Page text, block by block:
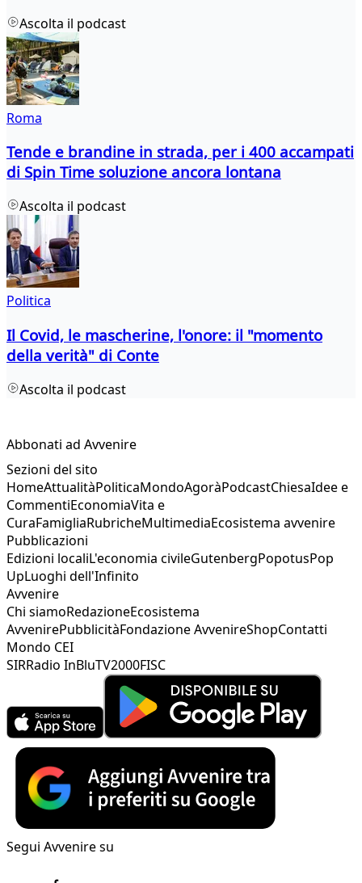
Ascolta il podcast
Roma
Tende e brandine in strada, per i 400 accampati
di Spin Time soluzione ancora lontana
Ascolta il podcast
Politica
Il Covid, le mascherine, l'onore: il "momento
della verità" di Conte
Ascolta il podcast
Abbonati ad Avvenire
Sezioni del sito
HomeAttualitàPoliticaMondoAgoràPodcastChiesaIdee e
CommentiEconomiaVita e
CuraFamigliaRubricheMultimediaEcosistema avvenire
Pubblicazioni
Edizioni localiL'economia civileGutenbergPopotusPop
UpLuoghi dell'Infinito
Avvenire
Chi siamoRedazioneEcosistema
AvvenirePubblicitàFondazione AvvenireShopContatti
Mondo CEI
SIRRadio InBluTV2000FISC
Segui Avvenire su